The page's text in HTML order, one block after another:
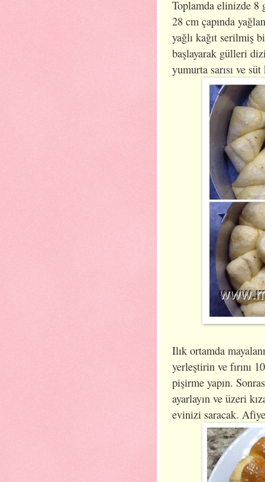
Toplamda elinizde 8
28 cm çapında
yağlı kağıt serilmiş
başlayarak gülleri
yumurta sarısı ve süt
Ilık ortamda
yerleştirin ve fırını
pişirme yapın.
ayarlayın ve üzeri
evinizi saracak.